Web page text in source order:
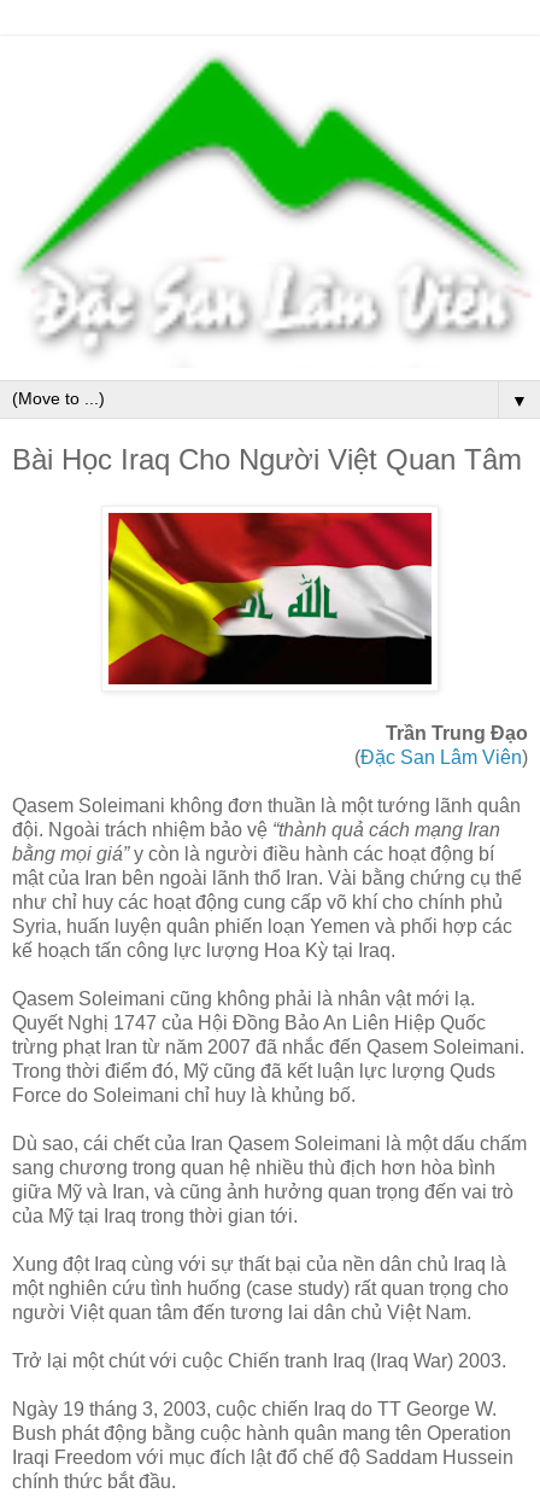
▼
Bài Học Iraq Cho Người Việt Quan Tâm
Trần Trung Đạo
(Đặc San Lâm Viên)
Qasem Soleimani không đơn thuần là một tướng lãnh quân
đội. Ngoài trách nhiệm bảo vệ “thành quả cách mạng Iran
bằng mọi giá”y còn là người điều hành các hoạt động bí
mật của Iran bên ngoài lãnh thổ Iran. Vài bằng chứng cụ thể
như chỉ huy các hoạt động cung cấp võ khí cho chính phủ
Syria, huấn luyện quân phiến loạn Yemen và phối hợp các
kế hoạch tấn công lực lượng Hoa Kỳ tại Iraq.
Qasem Soleimani cũng không phải là nhân vật mới lạ.
Quyết Nghị 1747 của Hội Đồng Bảo An Liên Hiệp Quốc
trừng phạt Iran từ năm 2007 đã nhắc đến Qasem Soleimani.
Trong thời điểm đó, Mỹ cũng đã kết luận lực lượng Quds
Force do Soleimani chỉ huy là khủng bố.
Dù sao, cái chết của Iran Qasem Soleimani là một dấu chấm
sang chương trong quan hệ nhiều thù địch hơn hòa bình
giữa Mỹ và Iran, và cũng ảnh hưởng quan trọng đến vai trò
của Mỹ tại Iraq trong thời gian tới.
Xung đột Iraq cùng với sự thất bại của nền dân chủ Iraq là
một nghiên cứu tình huống (case study) rất quan trọng cho
người Việt quan tâm đến tương lai dân chủ Việt Nam.
Trở lại một chút với cuộc Chiến tranh Iraq (Iraq War) 2003.
Ngày 19 tháng 3, 2003, cuộc chiến Iraq do TT George W.
Bush phát động bằng cuộc hành quân mang tên Operation
Iraqi Freedom với mục đích lật đổ chế độ Saddam Hussein
chính thức bắt đầu.